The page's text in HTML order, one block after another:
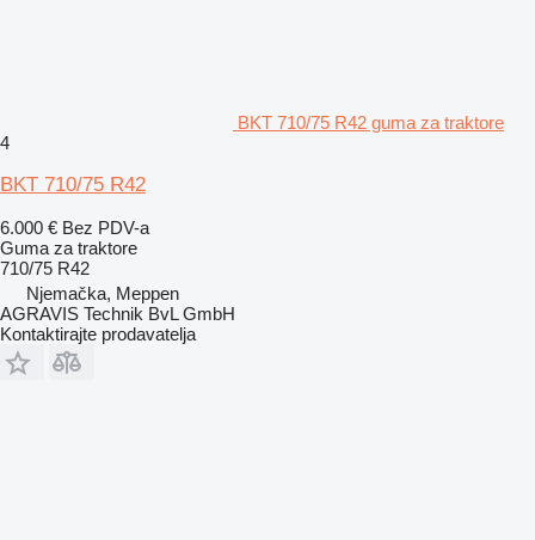
BKT 710/75 R42 guma za traktore
4
BKT 710/75 R42
6.000 € Bez PDV-a
Guma za traktore
710/75 R42
Njemačka, Meppen
AGRAVIS Technik BvL GmbH
Kontaktirajte prodavatelja